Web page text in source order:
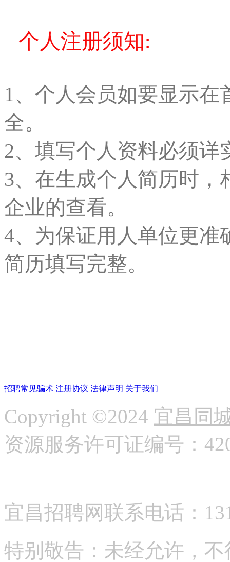
个人注册须知:
1、个人会员如要显示
全。
2、填写个人资料必须详
3、在生成个人简历时
企业的查看。
4、为保证用人单位更准
简历填写完整。
招聘常见骗术 注册协议 法律声明 关于我们
Copyright ©2024 宜昌同
资源服务许可证编号：
宜昌招聘网联系电话：
特别敬告：未经允许，